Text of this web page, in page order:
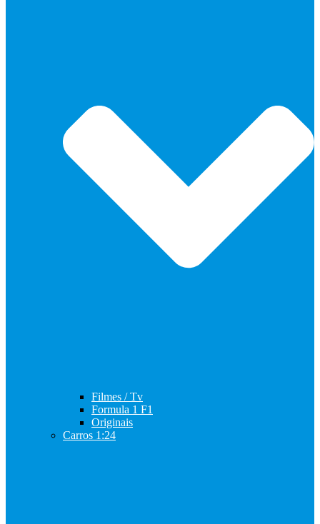
Filmes / Tv
Formula 1 F1
Originais
Carros 1:24